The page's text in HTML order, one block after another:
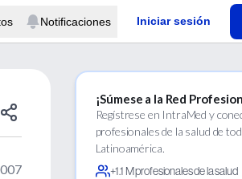
Notificaciones Iniciar sesión
¡Súmese a la Red
Regístrese en IntraMed y
profesionales de la salud de
Latinoamérica.
+1.1 M profesionales de la salud